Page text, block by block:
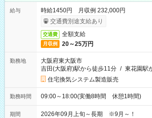
給与
時給1450円 月収例 232,000円
交通費別途支給あり
交通費 全額支給
月収例 20～25万円
勤務地
大阪府東大阪市
吉田(大阪府)駅から徒歩11分 / 東花園駅
住宅換気システム製造販売
勤務時間 09:00～18:00(実働8時間 休憩1時間)
期間 2026年09月上旬～長期 ※9月～！